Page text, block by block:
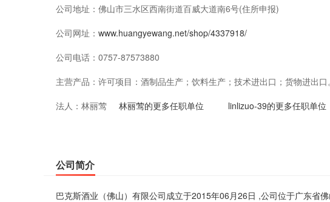
公司地址： 佛山市三水区西南街道百威大道南6号(住所申报)
公司网址： www.huangyewang.net/shop/4337918/
公司电话： 0757-87573880
主营产品： 许可项目：酒制品生产；饮料生产；技术进出口；货物进出
关部门批准后方可开展经营活动，具体经营项目以相关部门批
法人： 林丽莺 林丽莺的更多任职单位 linlizuo-39的更多任职单位
公司简介
巴克斯酒业（佛山）有限公司成立于2015年06月26日 ,公司位于广东省